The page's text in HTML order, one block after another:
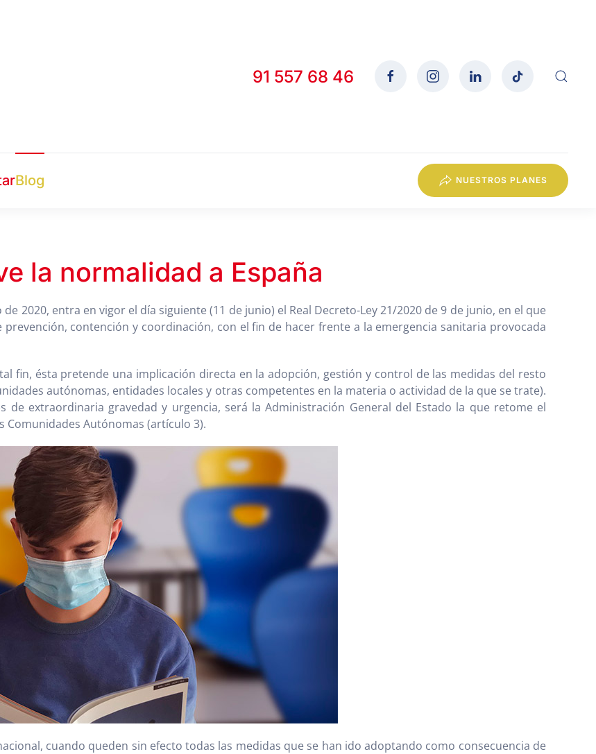
91 557 68 46
Blog NUESTROS PLANES
la normalidad a España
2020, entra en vigor el día siguiente (11 de junio) el Real Decreto-Ley 21/2020 de 9 de junio, en el que
contención y coordinación, con el fin de hacer frente a la emergencia sanitaria provocada
fin, ésta pretende una implicación directa en la adopción, gestión y control de las medidas del resto
autónomas, entidades locales y otras competentes en la materia o actividad de la que se trate).
de extraordinaria gravedad y urgencia, será la Administración General del Estado la que retome el
Comunidades Autónomas (artículo 3).
cuando queden sin efecto todas las medidas que se han ido adoptando como consecuencia de